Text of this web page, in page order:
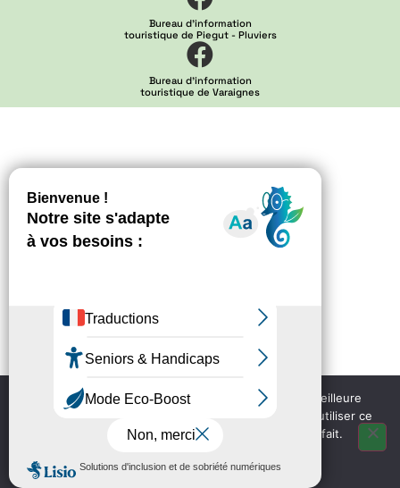
Bureau d'information
touristique de Piegut - Pluviers
Bureau d'information
touristique de Varaignes
Nous utilisons des cookies pour vous garantir la meilleure
expérience sur notre site web. Si vous continuez à utiliser ce
site, nous supposerons que vous en êtes satisfait.
OK